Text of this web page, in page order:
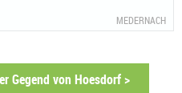
MEDERNACH
Gegend von Hoesdorf >